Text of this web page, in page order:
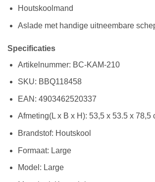
Houtskoolmand
Aslade met handige uitneembare
Specificaties
Artikelnummer: BC-KAM-210
SKU: BBQ118458
EAN: 4903462520337
Afmeting(L x B x H): 53,5 x 53.5 x 78,5
Brandstof: Houtskool
Formaat: Large
Model: Large